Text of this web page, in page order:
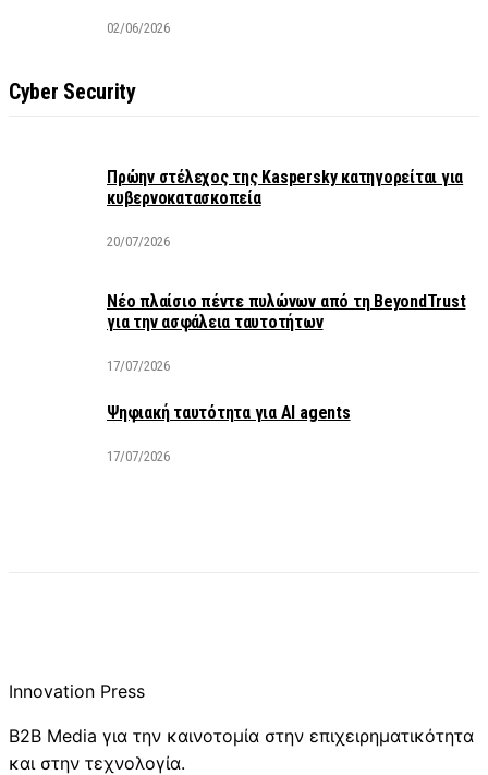
02/06/2026
Cyber Security
Πρώην στέλεχος της Kaspersky κατηγορείται για
κυβερνοκατασκοπεία
20/07/2026
Νέο πλαίσιο πέντε πυλώνων από τη BeyondTrust
για την ασφάλεια ταυτοτήτων
17/07/2026
Ψηφιακή ταυτότητα για AI agents
17/07/2026
Innovation Press
B2B Media για την καινοτομία στην επιχειρηματικότητα
και στην τεχνολογία.